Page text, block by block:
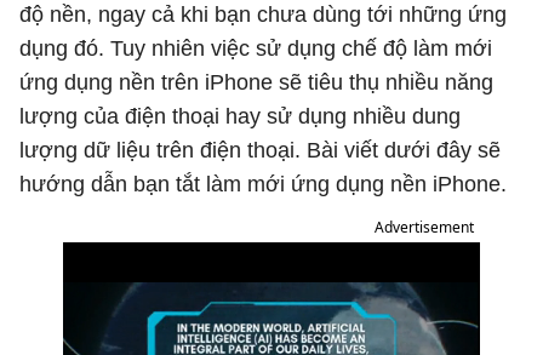
độ nền, ngay cả khi bạn chưa dùng tới những ứng
dụng đó. Tuy nhiên việc sử dụng chế độ làm mới
ứng dụng nền trên iPhone sẽ tiêu thụ nhiều năng
lượng của điện thoại hay sử dụng nhiều dung
lượng dữ liệu trên điện thoại. Bài viết dưới đây sẽ
hướng dẫn bạn tắt làm mới ứng dụng nền iPhone.
Advertisement